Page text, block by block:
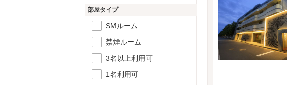
部屋タイプ
SMルーム
禁煙ルーム
3名以上利用可
1名利用可